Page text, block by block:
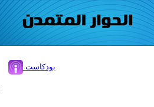
بودكاست